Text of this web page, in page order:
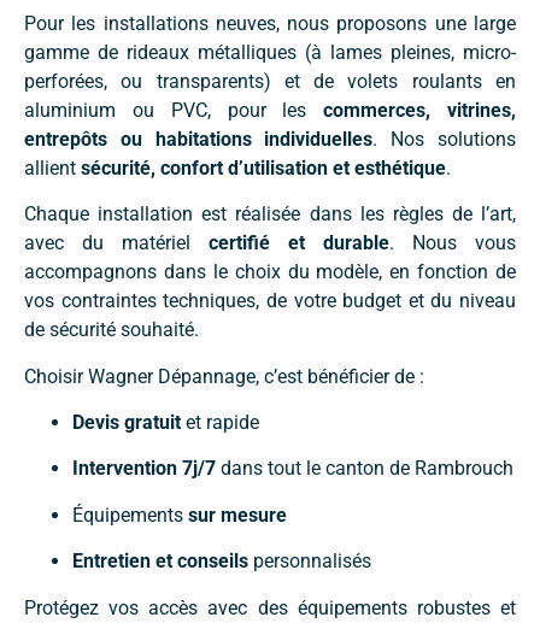
Pour les installations neuves, nous proposons une large
gamme de rideaux métalliques (à lames pleines, micro-
perforées, ou transparents) et de volets roulants en
aluminium ou PVC, pour lescommerces, vitrines,
entrepôts ou habitations individuelles. Nos solutions
allient sécurité, confort d’utilisation et esthétique.
Chaque installation est réalisée dans les règles de l’art,
avec du matériel certifié et durable. Nous vous
accompagnons dans le choix du modèle, en fonction de
vos contraintes techniques, de votre budget et du niveau
de sécurité souhaité.
Choisir Wagner Dépannage, c’est bénéficier de :
Devis gratuit et rapide
Intervention 7j/7 dans tout le canton de Rambrouch
Équipements sur mesure
Entretien et conseils personnalisés
Protégez vos accès avec des équipements robustes et